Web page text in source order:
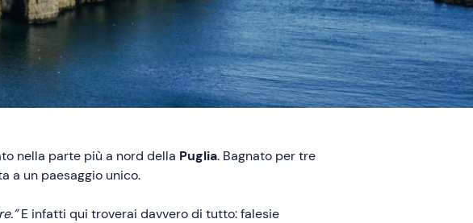
nella parte più a nord della Puglia. Bagnato per tre
a un paesaggio unico.
E infatti qui troverai davvero di tutto: falesie